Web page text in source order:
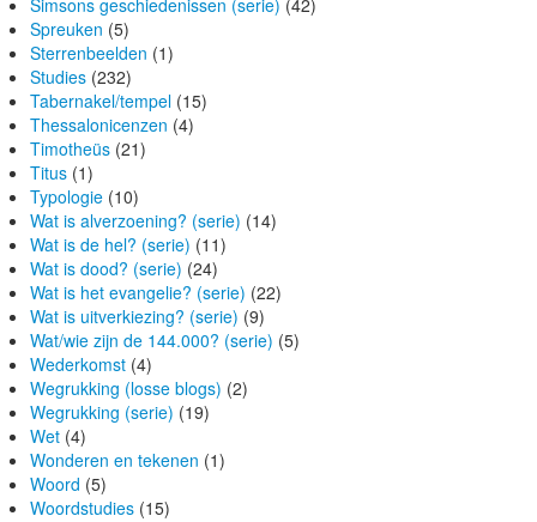
Simsons geschiedenissen (serie) (42)
Spreuken (5)
Sterrenbeelden (1)
Studies (232)
Tabernakel/tempel (15)
Thessalonicenzen (4)
Timotheüs (21)
Titus (1)
Typologie (10)
Wat is alverzoening? (serie) (14)
Wat is de hel? (serie) (11)
Wat is dood? (serie) (24)
Wat is het evangelie? (serie) (22)
Wat is uitverkiezing? (serie) (9)
Wat/wie zijn de 144.000? (serie) (5)
Wederkomst (4)
Wegrukking (losse blogs) (2)
Wegrukking (serie) (19)
Wet (4)
Wonderen en tekenen (1)
Woord (5)
Woordstudies (15)